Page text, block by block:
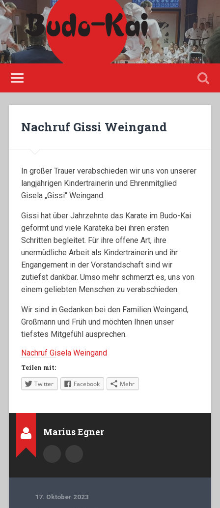
Please disable Adblock!
Nachruf Gissi Weingand
In großer Trauer verabschieden wir uns von unserer
langjährigen Kindertrainerin und Ehrenmitglied
Gisela „Gissi“ Weingand.
Gissi hat über Jahrzehnte das Karate im Budo-Kai
geformt und viele Karateka bei ihren ersten
Schritten begleitet. Für ihre offene Art, ihre
unermüdliche Arbeit als Kindertrainerin und ihr
Engangement in der Vorstandschaft sind wir
zutiefst dankbar. Umso mehr schmerzt es, uns von
einem geliebten Menschen zu verabschieden.
Wir sind in Gedanken bei den Familien Weingand,
Großmann und Früh und möchten Ihnen unser
tiefstes Mitgefühl ausprechen.
Nachruf Gisela Weingand
Teilen mit:
Twitter Facebook Mehr
Marius Egner
17. Oktober 2023